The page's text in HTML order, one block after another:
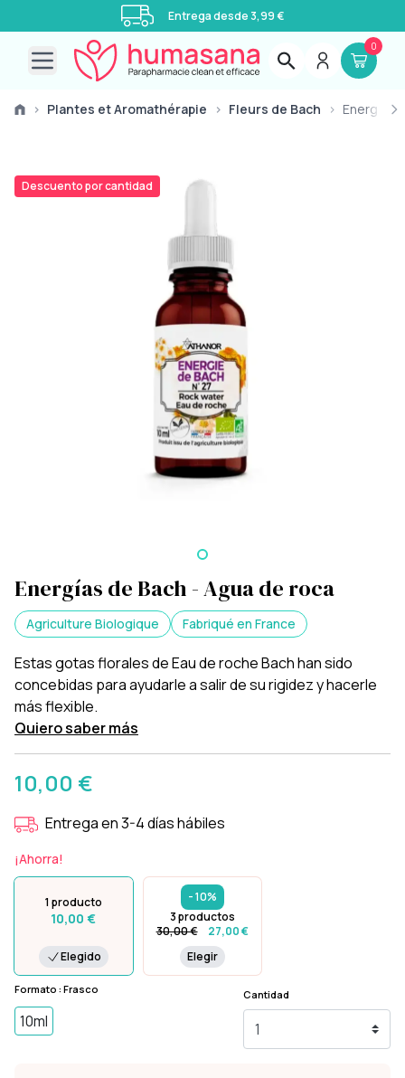
Entrega desde 3,99 €
Open main menu
0
› Plantes et Aromathérapie › Fleurs de Bach › Energías
Descuento por cantidad
Energías de Bach - Agua de roca
Agriculture Biologique Fabriqué en France
Estas gotas florales de Eau de roche Bach han sido
concebidas para ayudarle a salir de su rigidez y hacerle
más flexible.
Quiero saber más
10,00 €
Entrega en 3-4 días hábiles
¡Ahorra!
1 producto
10,00 €
Elegido
- 10%
3 productos
30,00 €
27,00 €
Elegir
Formato : Frasco
10ml
Cantidad